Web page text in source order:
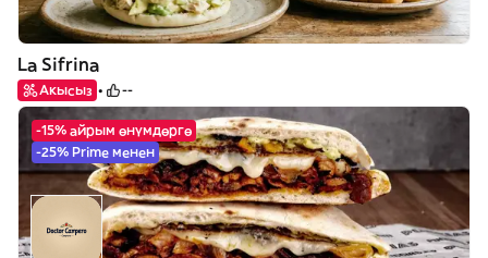
La Sifrina
Акысыз --
-15% айрым өнүмдөргө
-25% Prime менен